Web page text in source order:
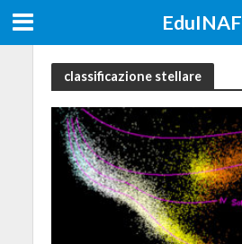
EduINAF
classificazione stellare